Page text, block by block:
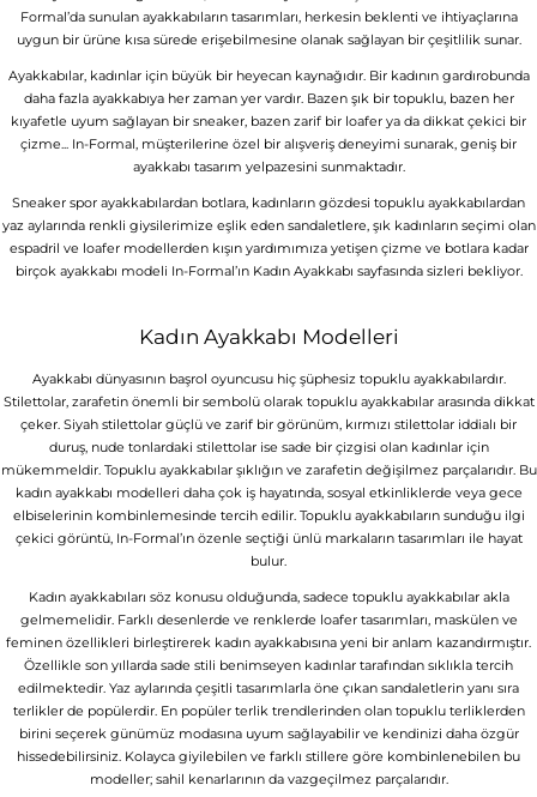
Formal’da sunulan ayakkabıların tasarımları, herkesin beklenti ve ihtiyaçlarına
uygun bir ürüne kısa sürede erişebilmesine olanak sağlayan bir çeşitlilik sunar.
Ayakkabılar, kadınlar için büyük bir heyecan kaynağıdır. Bir kadının gardırobunda
daha fazla ayakkabıya her zaman yer vardır. Bazen şık bir topuklu, bazen her
kıyafetle uyum sağlayan bir sneaker, bazen zarif bir loafer ya da dikkat çekici bir
çizme... In-Formal, müşterilerine özel bir alışveriş deneyimi sunarak, geniş bir
ayakkabı tasarım yelpazesini sunmaktadır.
Sneaker spor ayakkabılardan botlara, kadınların gözdesi topuklu ayakkabılardan
yaz aylarında renkli giysilerimize eşlik eden sandaletlere, şık kadınların seçimi olan
espadril ve loafer modellerden kışın yardımımıza yetişen çizme ve botlara kadar
birçok ayakkabı modeli In-Formal’ın Kadın Ayakkabı sayfasında sizleri bekliyor.
Kadın Ayakkabı Modelleri
Ayakkabı dünyasının başrol oyuncusu hiç şüphesiz topuklu ayakkabılardır.
Stilettolar, zarafetin önemli bir sembolü olarak topuklu ayakkabılar arasında dikkat
çeker. Siyah stilettolar güçlü ve zarif bir görünüm, kırmızı stilettolar iddialı bir
duruş, nude tonlardaki stilettolar ise sade bir çizgisi olan kadınlar için
mükemmeldir. Topuklu ayakkabılar şıklığın ve zarafetin değişilmez parçalarıdır. Bu
kadın ayakkabı modelleri daha çok iş hayatında, sosyal etkinliklerde veya gece
elbiselerinin kombinlemesinde tercih edilir. Topuklu ayakkabıların sunduğu ilgi
çekici görüntü, In-Formal’ın özenle seçtiği ünlü markaların tasarımları ile hayat
bulur.
Kadın ayakkabıları söz konusu olduğunda, sadece topuklu ayakkabılar akla
gelmemelidir. Farklı desenlerde ve renklerde loafer tasarımları, maskülen ve
feminen özellikleri birleştirerek kadın ayakkabısına yeni bir anlam kazandırmıştır.
Özellikle son yıllarda sade stili benimseyen kadınlar tarafından sıklıkla tercih
edilmektedir. Yaz aylarında çeşitli tasarımlarla öne çıkan sandaletlerin yanı sıra
terlikler de popülerdir. En popüler terlik trendlerinden olan topuklu terliklerden
birini seçerek günümüz modasına uyum sağlayabilir ve kendinizi daha özgür
hissedebilirsiniz. Kolayca giyilebilen ve farklı stillere göre kombinlenebilen bu
modeller; sahil kenarlarının da vazgeçilmez parçalarıdır.